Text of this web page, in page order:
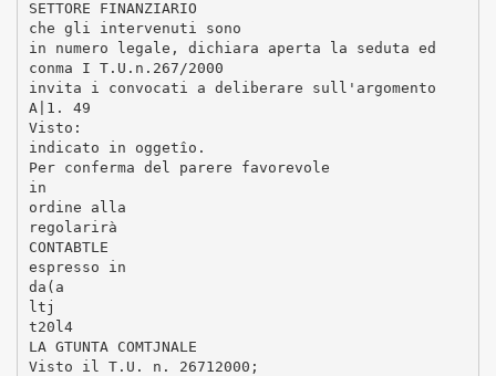
SETTORE FINANZIARIO
che gli intervenuti sono
in numero legale, dichiara aperta la seduta ed
conma I T.U.n.267/2000
invita i convocati a deliberare sull'argomento
A|1. 49
Visto:
indicato in oggetîo.
Per conferma del parere favorevole
in
ordine alla
regolarirà
CONTABTLE
espresso in
da(a
ltj
t20l4
LA GTUNTA COMTJNALE
Visto il T.U. n. 26712000;